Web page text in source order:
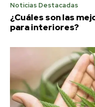
Noticias Destacadas
¿Cuáles son las
para interiores?